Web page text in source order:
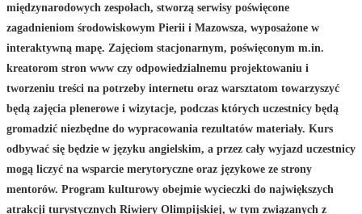
międzynarodowych zespołach, stworzą serwisy poświęcone
zagadnieniom środowiskowym Pierii i Mazowsza, wyposażone w
interaktywną mapę. Zajęciom stacjonarnym, poświęconym m.in.
kreatorom stron www czy odpowiedzialnemu projektowaniu i
tworzeniu treści na potrzeby internetu oraz warsztatom towarzyszyć
będą zajęcia plenerowe i wizytacje, podczas których uczestnicy będą
gromadzić niezbędne do wypracowania rezultatów materiały. Kurs
odbywać się będzie w języku angielskim, a przez cały wyjazd uczestnicy
mogą liczyć na wsparcie merytoryczne oraz językowe ze strony
mentorów. Program kulturowy obejmie wycieczki do największych
atrakcji turystycznych Riwiery Olimpijskiej, w tym związanych z